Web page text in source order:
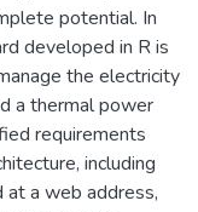
potential. In
developed in R is
the electricity
a thermal power
requirements
including
at a web address,